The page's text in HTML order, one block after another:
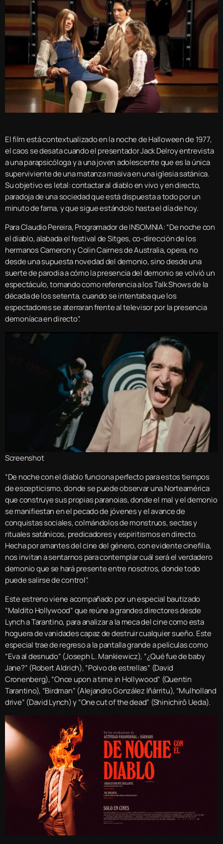
El film está contextualizado en la noche de Halloween de 1977,
el caos se desata cuando el presentador Jack Delroy entrevista
a una parapsicóloga y a una joven adolescente que es la única
superviviente de una matanza masiva en una iglesia satánica.
Su objetivo es letal: contactar al diablo en vivo y en directo,
paradoja de una sociedad que está dispuesta a todo por un
minuto de fama, y que sigue estándolo hasta el día de hoy.
Para Claudio Pereira, Programador de INSOMNIA: “De noche con
el diablo, alabada el festival de Sitges, co-dirección de los
hermanos Cameron y Colin Cairnes de Australia, opera, no
desde una supuesta novedad del demonio, sino desde una
suerte de parodia a cómo la presencia del demonio se volvió un
espectáculo, tomando como referencia a los Talk Shows de la
década de los setenta, cuando se intentaba que los
espectadores se aterraran frente al televisor por la presencia
demoníaca en directo”.
Screenshot
“De noche con el diablo funciona perfecto para estos tiempos
de escepticismo, donde se puede observar una Norteamérica
que construye sus propias paranoias, donde el mal y el demonio
se manifiestan en el pecado de jóvenes y el avance de
conquistas sociales, colmándolos de monstruos, sectas y
rituales satánicos, predicadores y espiritismos en directo.
Hecha por amantes del cine del género, con evidente cinefilia,
nos invitan a sentarnos para contemplar cuál será el verdadero
demonio que se hará presente entre nosotros, donde todo
puede salirse de control”.
Este estreno viene acompañado por un especial bautizado
“Maldito Hollywood” que reúne a grandes directores desde
Lynch a Tarantino, para analizar a la meca del cine como esta
hoguera de vanidades capaz de destruir cualquier sueño. Este
especial trae de regreso a la pantalla grande a películas como
“Eva al desnudo” (Joseph L. Mankiewicz), “¿Qué fue de baby
Jane?” (Robert Aldrich), “Polvo de estrellas” (David
Cronenberg), “Once upon a time in Hollywood” (Quentin
Tarantino), “Birdman” (Alejandro González Iñárritu), “Mulholland
drive” (David Lynch) y “One cut of the dead” (Shinichirô Ueda).